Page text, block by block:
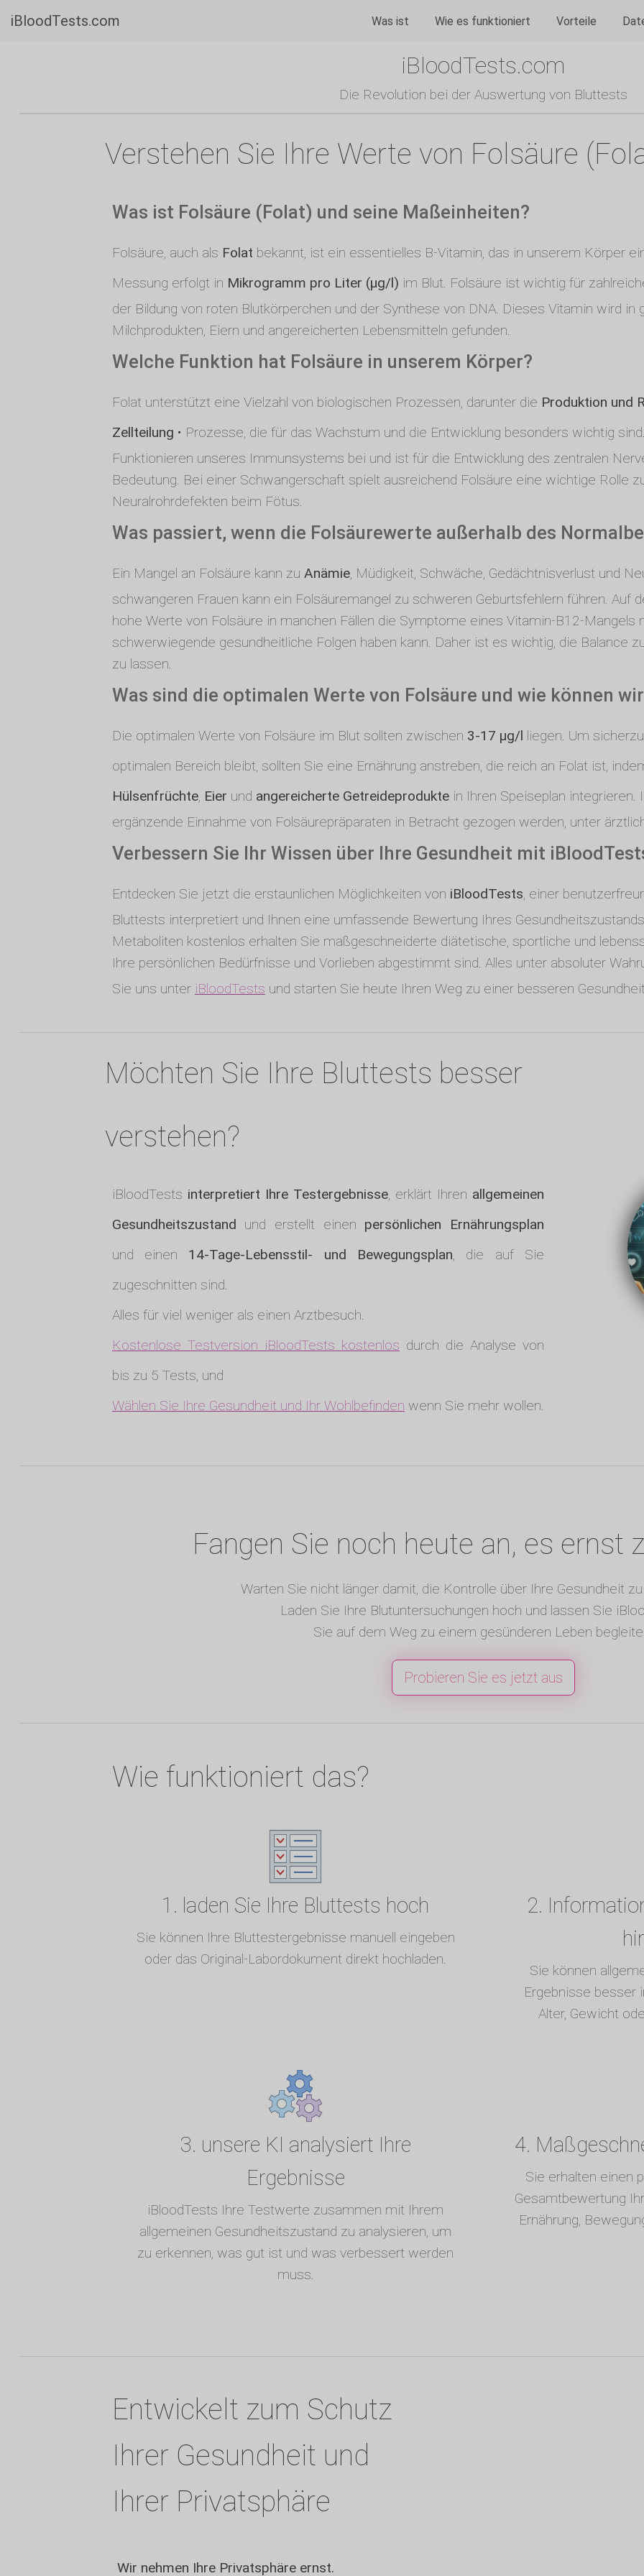
iBloodTests.com Was ist Wie es funktioniert Vorteile
iBloodTests.com
Die Revolution bei der Auswertung von Bluttests
Verstehen Sie Ihre Werte von Folsäure
Was ist Folsäure (Folat) und seine Maßeinheiten?
Folsäure, auch als Folat bekannt, ist ein essentielles B-Vitamin, das in unserem Körper
Messung erfolgt in Mikrogramm pro Liter (µg/l) im Blut. Folsäure ist wichtig für
der Bildung von roten Blutkörperchen und der Synthese von DNA. Dieses Vitamin wird in
Milchprodukten, Eiern und angereicherten Lebensmitteln gefunden.
Welche Funktion hat Folsäure in unserem Körper?
Folat unterstützt eine Vielzahl von biologischen Prozessen, darunter die Produktion und
Zellteilung • Prozesse, die für das Wachstum und die Entwicklung besonders wichtig
Funktionieren unseres Immunsystems bei und ist für die Entwicklung des zentralen
Bedeutung. Bei einer Schwangerschaft spielt ausreichend Folsäure eine wichtige Rolle
Neuralrohrdefekten beim Fötus.
Was passiert, wenn die Folsäurewerte außerhalb des
Ein Mangel an Folsäure kann zu Anämie, Müdigkeit, Schwäche, Gedächtnisverlust und
schwangeren Frauen kann ein Folsäuremangel zu schweren Geburtsfehlern führen. Auf
hohe Werte von Folsäure in manchen Fällen die Symptome eines Vitamin-B12-Mangels
schwerwiegende gesundheitliche Folgen haben kann. Daher ist es wichtig, die Balance
zu lassen.
Was sind die optimalen Werte von Folsäure und wie können
Die optimalen Werte von Folsäure im Blut sollten zwischen 3-17 µg/l liegen. Um
optimalen Bereich bleibt, sollten Sie eine Ernährung anstreben, die reich an Folat ist,
Hülsenfrüchte, Eier und angereicherte Getreideproduktein Ihren Speiseplan integrieren.
ergänzende Einnahme von Folsäurepräparaten in Betracht gezogen werden, unter
Verbessern Sie Ihr Wissen über Ihre Gesundheit mit
Entdecken Sie jetzt die erstaunlichen Möglichkeiten von iBloodTests, einer
Bluttests interpretiert und Ihnen eine umfassende Bewertung Ihres
Metaboliten kostenlos erhalten Sie maßgeschneiderte diätetische, sportliche und
Ihre persönlichen Bedürfnisse und Vorlieben abgestimmt sind. Alles unter absoluter
Sie uns unter iBloodTests und starten Sie heute Ihren Weg zu einer besseren
Möchten Sie Ihre Bluttests besser
verstehen?
iBloodTests interpretiert Ihre Testergebnisse, erklärt Ihren allgemeinen
Gesundheitszustand und erstellt einen persönlichen Ernährungsplan
und einen 14-Tage-Lebensstil- und Bewegungsplan, die auf Sie
zugeschnitten sind.
Alles für viel weniger als einen Arztbesuch.
Kostenlose Testversion iBloodTests kostenlos durch die Analyse von
bis zu 5 Tests, und
Wählen Sie Ihre Gesundheit und Ihr Wohlbefinden wenn Sie mehr wollen.
Fangen Sie noch heute an, es ernst
Warten Sie nicht länger damit, die Kontrolle über Ihre Gesundheit
Laden Sie Ihre Blutuntersuchungen hoch und lassen Sie
Sie auf dem Weg zu einem gesünderen Leben
Probieren Sie es jetzt aus
Wie funktioniert das?
1. laden Sie Ihre Bluttests hoch
Sie können Ihre Bluttestergebnisse manuell eingeben
oder das Original-Labordokument direkt hochladen.
2.
Sie können
Ergebnisse besser
Alter, Gewicht
3. unsere KI analysiert Ihre
Ergebnisse
iBloodTests Ihre Testwerte zusammen mit Ihrem
allgemeinen Gesundheitszustand zu analysieren, um
zu erkennen, was gut ist und was verbessert werden
muss.
4.
Sie erhalten einen
Gesamtbewertung
Ernährung,
Entwickelt zum Schutz
Ihrer Gesundheit und
Ihrer Privatsphäre
Wir nehmen Ihre Privatsphäre ernst.